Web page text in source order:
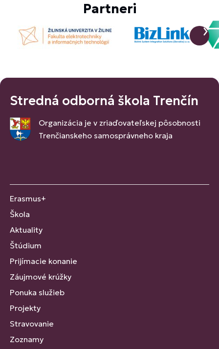
Partneri
Stredná odborná škola Trenčín
Organizácia je v zriaďovateľskej pôsobnosti
Trenčianskeho samosprávneho kraja
Erasmus+
Škola
Aktuality
Štúdium
Prijímacie konanie
Záujmové krúžky
Ponuka služieb
Projekty
Stravovanie
Zoznamy